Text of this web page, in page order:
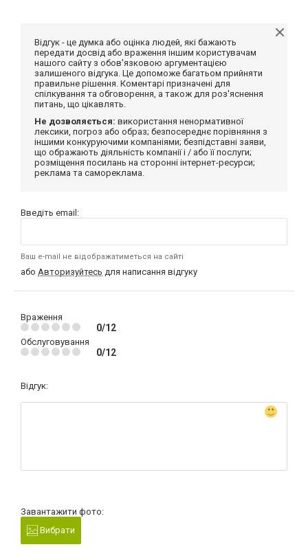
Відгук - це думка або оцінка людей, які бажають
передати досвід або враження іншим користувачам
нашого сайту з обов'язковою аргументацією
залишеного відгука. Це допоможе багатьом прийняти
правильне рішення. Коментарі призначені для
спілкування та обговорення, а також для роз'яснення
питань, що цікавлять.
Не дозволяється: використання ненормативної
лексики, погроз або образ; безпосереднє порівняння з
іншими конкуруючими компаніями; безпідставні заяви,
що ображають діяльність компанії і / або її послуги;
розміщення посилань на сторонні інтернет-ресурси;
реклама та самореклама.
Введіть email:
Ваш e-mail не відображатиметься на сайті
або Авторизуйтесь для написання відгуку
Враження
0/12
Обслуговування
0/12
Відгук:
Завантажити фото:
Вибрати